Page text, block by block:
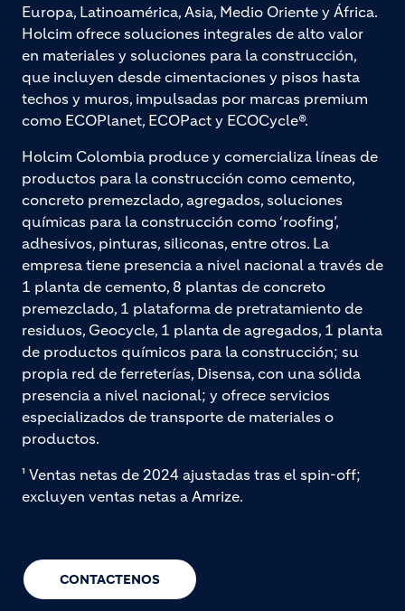
CONTACTENOS
Europa, Latinoamérica, Asia, Medio Oriente y África.
Holcim ofrece soluciones integrales de alto valor
en materiales y soluciones para la construcción,
que incluyen desde cimentaciones y pisos hasta
techos y muros, impulsadas por marcas premium
como ECOPlanet, ECOPact y ECOCycle®.
Holcim Colombia produce y comercializa líneas de
productos para la construcción como cemento,
concreto premezclado, agregados, soluciones
químicas para la construcción como ‘roofing’,
adhesivos, pinturas, siliconas, entre otros. La
empresa tiene presencia a nivel nacional a través de
1 planta de cemento, 8 plantas de concreto
premezclado, 1 plataforma de pretratamiento de
residuos, Geocycle, 1 planta de agregados, 1 planta
de productos químicos para la construcción; su
propia red de ferreterías, Disensa, con una sólida
presencia a nivel nacional; y ofrece servicios
especializados de transporte de materiales o
productos.
¹ Ventas netas de 2024 ajustadas tras el spin-off;
excluyen ventas netas a Amrize.